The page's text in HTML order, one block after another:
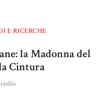
E RICERCHE
la Madonna del
Cintura